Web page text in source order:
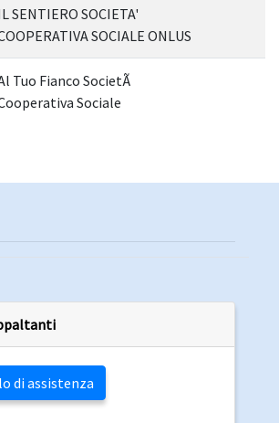
SENTIERO SOCIETA'
SOCIALE ONLUS
Tuo Fianco SocietÃ
Sociale
di assistenza